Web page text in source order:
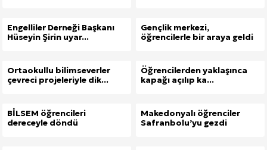
Engelliler Derneği Başkanı
Hüseyin Şirin uyar...
Gençlik merkezi,
öğrencilerle bir araya geldi
Ortaokullu bilimseverler
çevreci projeleriyle dik...
Öğrencilerden yaklaşınca
kapağı açılıp ka...
BİLSEM öğrencileri
dereceyle döndü
Makedonyalı öğrenciler
Safranbolu’yu gezdi